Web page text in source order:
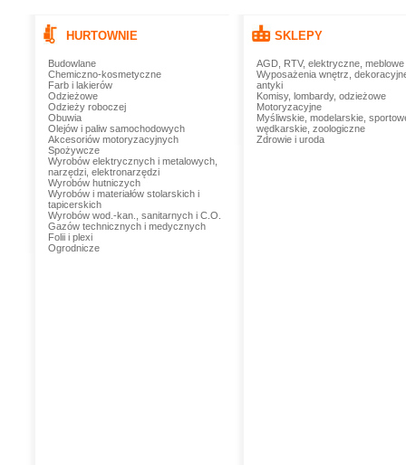
HURTOWNIE
Budowlane
Chemiczno-kosmetyczne
Farb i lakierów
Odzieżowe
Odzieży roboczej
Obuwia
Olejów i paliw samochodowych
Akcesoriów motoryzacyjnych
Spożywcze
Wyrobów elektrycznych i metalowych,
narzędzi, elektronarzędzi
Wyrobów hutniczych
Wyrobów i materiałów stolarskich i
tapicerskich
Wyrobów wod.-kan., sanitarnych i C.O.
Gazów technicznych i medycznych
Folii i plexi
Ogrodnicze
SKLEPY
AGD, RTV, elektryczne, meblowe
Wyposażenia wnętrz,
antyki
Komisy, lombardy, odzieżowe
Motoryzacyjne
Myśliwskie, modelarskie,
wędkarskie, zoologiczne
Zdrowie i uroda